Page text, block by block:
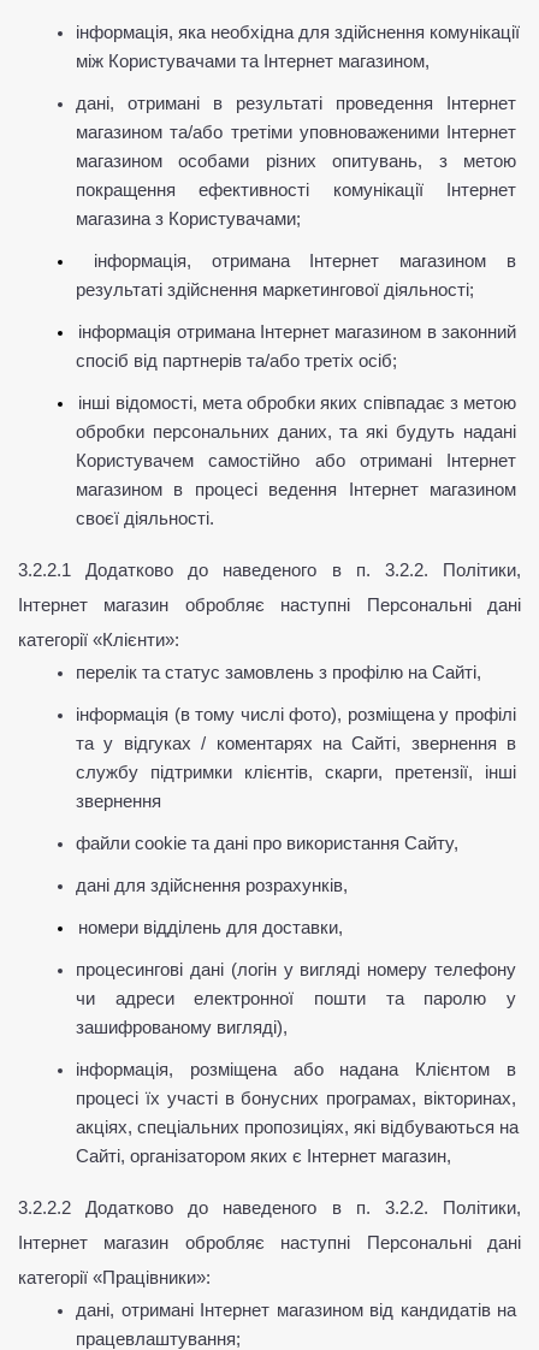
інформація, яка необхідна для здійснення комунікації
між Користувачами та Інтернет магазином,
дані, отримані в результаті проведення Інтернет
магазином та/або третіми уповноваженими Інтернет
магазином особами різних опитувань, з метою
покращення ефективності комунікації Інтернет
магазина з Користувачами;
інформація, отримана Інтернет магазином в
результаті здійснення маркетингової діяльності;
інформація отримана Інтернет магазином в законний
спосіб від партнерів та/або третіх осіб;
інші відомості, мета обробки яких співпадає з метою
обробки персональних даних, та які будуть надані
Користувачем самостійно або отримані Інтернет
магазином в процесі ведення Інтернет магазином
своєї діяльності.
3.2.2.1 Додатково до наведеного в п. 3.2.2. Політики,
Інтернет магазин обробляє наступні Персональні дані
категорії «Клієнти»:
перелік та статус замовлень з профілю на Сайті,
інформація (в тому числі фото), розміщена у профілі
та у відгуках / коментарях на Сайті, звернення в
службу підтримки клієнтів, скарги, претензії, інші
звернення
файли cookie та дані про використання Сайту,
дані для здійснення розрахунків,
номери відділень для доставки,
процесингові дані (логін у вигляді номеру телефону
чи адреси електронної пошти та паролю у
зашифрованому вигляді),
інформація, розміщена або надана Клієнтом в
процесі їх участі в бонусних програмах, вікторинах,
акціях, спеціальних пропозиціях, які відбуваються на
Сайті, організатором яких є Інтернет магазин,
3.2.2.2 Додатково до наведеного в п. 3.2.2. Політики,
Інтернет магазин обробляє наступні Персональні дані
категорії «Працівники»:
дані, отримані Інтернет магазином від кандидатів на
працевлаштування;